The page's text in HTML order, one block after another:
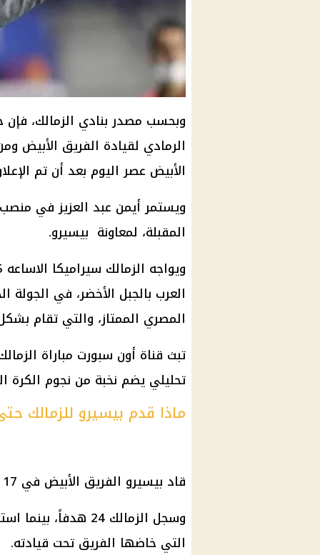
وبحسب مصدر بنادي الزمالك،
الرمادي لقيادة الفريق الأبيض
الأبيض عصر اليوم بعد أن تم
ويستمر أيمن عبد العزيز في منصب
المقبلة، لمعاونة بيسيرو.
العرب بالجبل الأخضر، في
المصري الممتاز، والتي تقام
تبث قناة أون سبورت مباراة
تحليلي يضم نخبة من نجوم الكرة
ماذا قدم بيسيرو للزمالك
قاد بيسيرو الفريق الأبيض في 17 مباراة، فاز في 7 وتعادل في 8 وخسر 2.
التي خاضها الفريق تحت قيادته.